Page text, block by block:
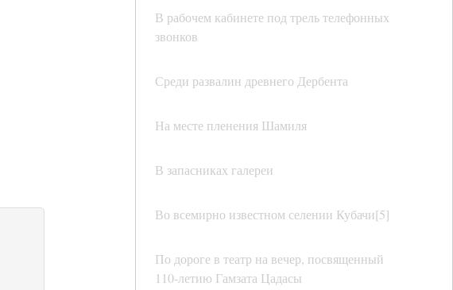
В рабочем кабинете под трель телефонных
звонков
Среди развалин древнего Дербента
На месте пленения Шамиля
В запасниках галереи
Во всемирно известном селении Кубачи[5]
По дороге в театр на вечер, посвященный
110-летию Гамзата Цадасы